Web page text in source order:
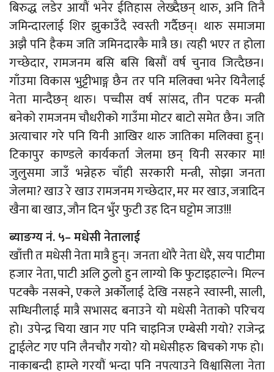
बिरुद्ध लडेर आयौं भनेर ईतिहास लेख्दैछन् थारु, अनि तिनै
जमिन्दारलाई शिर झुकाउँदै स्वस्ती गर्दैछन्। थारु समाजमा
अझै पनि हैकम जति जमिनदारकै मात्रै छ। त्यही भएर त होला
गच्छेदार, रामजनम बसि बसि बिसौं वर्ष चुनाव जित्दैछन।
गाँउमा विकास भुट्टीभाङ्ग छैन तर पनि मलिक्वा भनेर यिनैलाई
नेता मान्दैछन् थारु। पच्चीस वर्ष सांसद, तीन पटक मन्त्री
बनेको रामजनम चौधरीको गाउँमा मोटर बाटो समेत छैन। जति
अत्याचार गरे पनि यिनी आखिर थारु जातिका मलिक्वा हुन्।
टिकापुर काण्डले कार्यकर्ता जेलमा छन् यिनी सरकार मा!
जुलुसमा जाउँ भन्नेहरु चाँही सरकारी मन्त्री, सोझा जनता
जेलमा? खाउ रे खाउ रामजनम गच्छेदार, मर मर खाउ, जत्रादिन
खैना बा खाउ, जौन दिन भुँर फुटी उह दिन घट्टोम जाउ!!!
ब्याङग्य नं. ५– मधेसी नेतालाई
खाँत्ती त मधेसी नेता मात्रै हुन्। जनता थोरै नेता धेरै, सय पाटीमा
हजार नेता, पाटी अलि ठुलो हुन लाग्यो कि फुटाइहाल्ने। मिल्न
पटक्कै नसक्ने, एकले अर्कोलाई देखि नसहने स्वास्नी, साली,
सम्धिनीलाई मात्रै सभासद बनाउने यो मधेसी नेताको परिचय
हो। उपेन्द्र चिया खान गए पनि चाइनिज एम्बेसी गयो? राजेन्द्र
ट्वाईलेट गए पनि लैनचौर गयो? यो मधेसीहरु बिचको गफ हो।
नाकाबन्दी हाम्ले गरयौं भन्दा पनि नपत्याउने विश्वासिला नेता